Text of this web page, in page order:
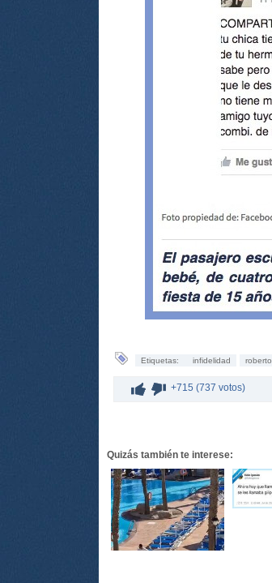
Etiquetas: infidelidad roberto
+715 (737 votos)
Quizás también te interese: